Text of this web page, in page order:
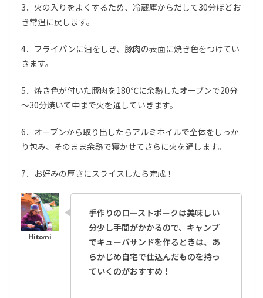
3．火の入りをよくするため、冷蔵庫からだして30分ほどお
き常温に戻します。
4．フライパンに油をしき、豚肉の表面に焼き色をつけてい
きます。
5．焼き色が付いた豚肉を180℃に余熱したオーブンで20分
～30分焼いて中まで火を通していきます。
6．オーブンから取り出したらアルミホイルで全体をしっか
り包み、そのまま余熱で寝かせてさらに火を通します。
7．お好みの厚さにスライスしたら完成！
手作りのローストポークは美味しい
分少し手間がかかるので、キャンプ
でキューバサンドを作るときは、あ
らかじめ自宅で仕込んだものを持っ
ていくのがおすすめ！